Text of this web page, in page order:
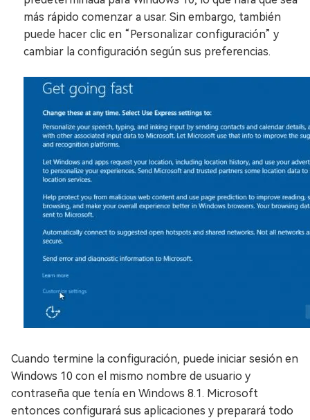
más rápido comenzar a usar. Sin embargo, también
puede hacer clic en “Personalizar configuración” y
cambiar la configuración según sus preferencias.
Cuando termine la configuración, puede iniciar sesión en
Windows 10 con el mismo nombre de usuario y
contraseña que tenía en Windows 8.1. Microsoft
entonces configurará sus aplicaciones y preparará todo